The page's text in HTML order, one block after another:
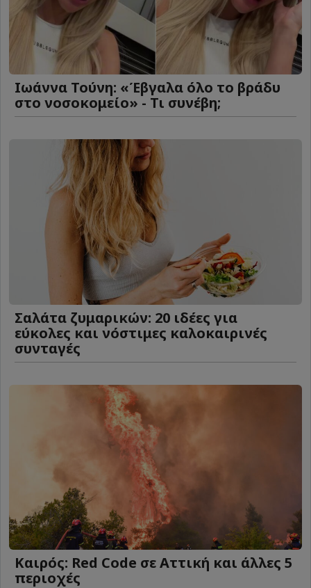
Ιωάννα Τούνη: «Έβγαλα όλο το βράδυ
στο νοσοκομείο» - Τι συνέβη;
Σαλάτα ζυμαρικών: 20 ιδέες για
εύκολες και νόστιμες καλοκαιρινές
συνταγές
Καιρός: Red Code σε Αττική και άλλες 5
περιοχές